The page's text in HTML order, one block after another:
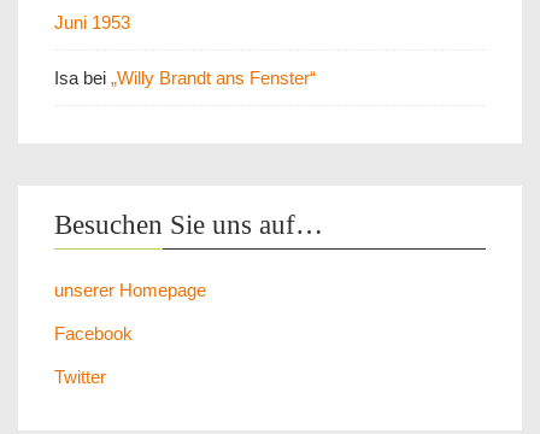
Juni 1953
Isabei „Willy Brandt ans Fenster“
Besuchen Sie uns auf…
unserer Homepage
Facebook
Twitter